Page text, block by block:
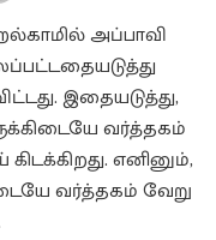
அப்பாவி
இதையடுத்து,
வர்த்தகம்
எனினும்,
வர்த்தகம் வேறு